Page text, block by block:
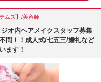
ムズ】/美容師
オ内ヘアメイクスタッフ募集
問！！成人式/七五三/婚礼など
ます！